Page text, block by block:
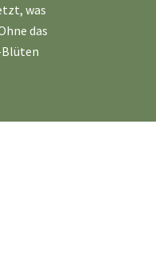
was
das
Blüten